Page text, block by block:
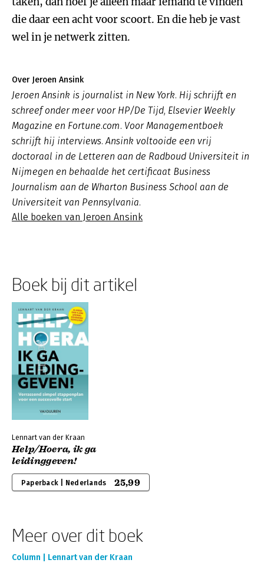
die daar een acht voor scoort. En die heb je vast
wel in je netwerk zitten.
Over Jeroen Ansink
Jeroen Ansink is journalist in New York. Hij schrijft en
schreef onder meer voor HP/De Tijd, Elsevier Weekly
Magazine en Fortune.com. Voor Managementboek
schrijft hij interviews. Ansink voltooide een vrij
doctoraal in de Letteren aan de Radboud Universiteit in
Nijmegen en behaalde het certificaat Business
Journalism aan de Wharton Business School aan de
Universiteit van Pennsylvania.
Alle boeken van Jeroen Ansink
Boek bij dit artikel
Lennart van der Kraan
Help/Hoera, ik ga
leidinggeven!
Paperback | Nederlands 25,99
Meer over dit boek
Column | Lennart van der Kraan